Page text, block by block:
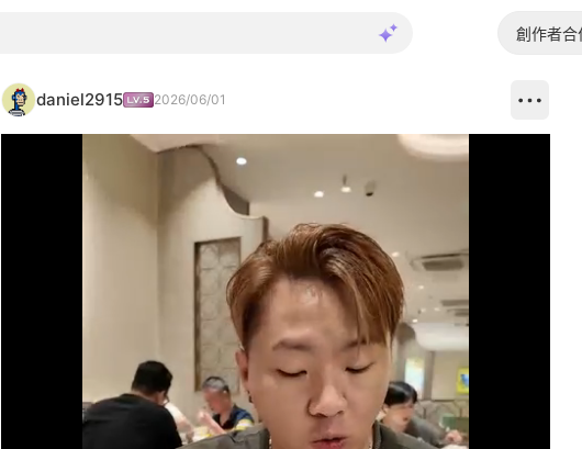
創作者合
daniel2915 2026/06/01